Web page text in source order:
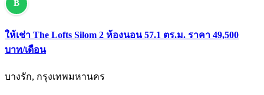
B
ให้เช่า The Lofts Silom 2 ห้องนอน 57.1 ตร.ม. ราคา 49,500
บาท/เดือน
บางรัก, กรุงเทพมหานคร